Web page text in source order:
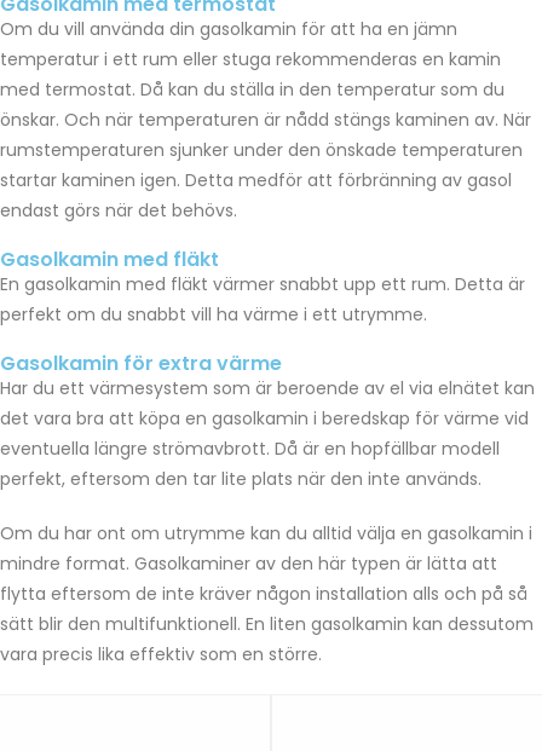
Om du vill använda din gasolkamin för att ha en jämn
temperatur i ett rum eller stuga rekommenderas en kamin
med termostat. Då kan du ställa in den temperatur som du
önskar. Och när temperaturen är nådd stängs kaminen av. När
rumstemperaturen sjunker under den önskade temperaturen
startar kaminen igen. Detta medför att förbränning av gasol
endast görs när det behövs.
Gasolkamin med fläkt
En gasolkamin med fläkt värmer snabbt upp ett rum. Detta är
perfekt om du snabbt vill ha värme i ett utrymme.
Gasolkamin för extra värme
Har du ett värmesystem som är beroende av el via elnätet kan
det vara bra att köpa en gasolkamin i beredskap för värme vid
eventuella längre strömavbrott. Då är en hopfällbar modell
perfekt, eftersom den tar lite plats när den inte används.
Om du har ont om utrymme kan du alltid välja en gasolkamin i
mindre format. Gasolkaminer av den här typen är lätta att
flytta eftersom de inte kräver någon installation alls och på så
sätt blir den multifunktionell. En liten gasolkamin kan dessutom
vara precis lika effektiv som en större.